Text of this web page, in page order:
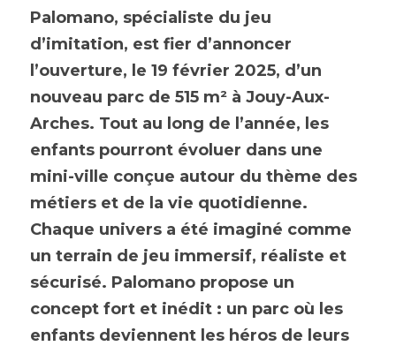
Palomano, spécialiste du jeu
d’imitation, est fier d’annoncer
l’ouverture, le 19 février 2025, d’un
nouveau parc de 515 m² à Jouy-Aux-
Arches. Tout au long de l’année, les
enfants pourront évoluer dans une
mini-ville conçue autour du thème des
métiers et de la vie quotidienne.
Chaque univers a été imaginé comme
un terrain de jeu immersif, réaliste et
sécurisé. Palomano propose un
concept fort et inédit : un parc où les
enfants deviennent les héros de leurs